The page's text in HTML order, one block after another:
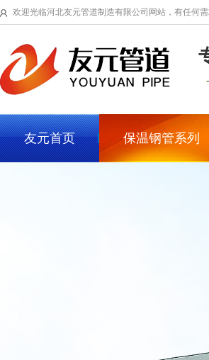
欢迎光临河北友元管道制造有限公司网站，有任何
友元首页 保温钢管系列